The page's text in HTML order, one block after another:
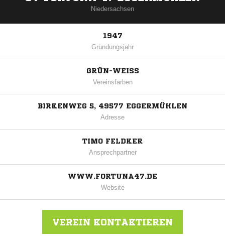
Niedersachsen
1947
Gründungsjahr
GRÜN-WEISS
Vereinsfarben
BIRKENWEG 5, 49577 EGGERMÜHLEN
Adresse
TIMO FELDKER
Ansprechpartner
WWW.FORTUNA47.DE
Website
VEREIN KONTAKTIEREN